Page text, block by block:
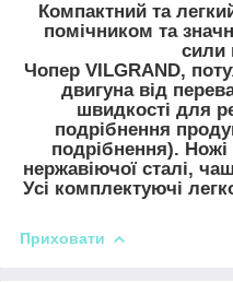
Компактний та
помічником та
сили
Чопер VILGRAND,
двигуна від
швидкості для
подрібнення
подрібнення). Ножі
нержавіючої сталі,
Усі комплектуючі
Приховати